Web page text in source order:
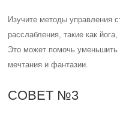
Изучите методы управления
расслабления, такие как
Это может помочь уменьшить
мечтания и фантазии.
СОВЕТ №3